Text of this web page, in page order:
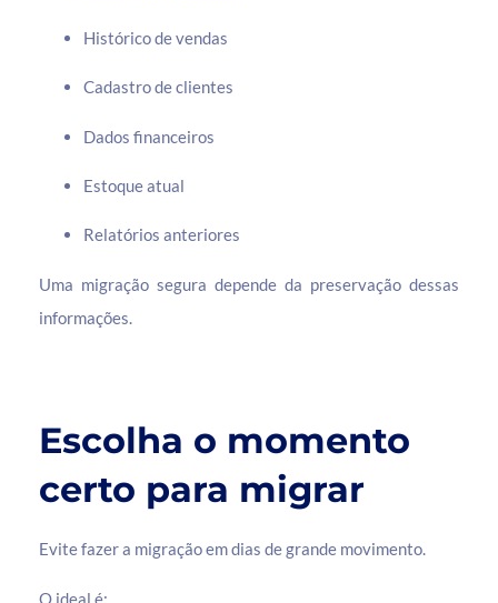
Histórico de vendas
Cadastro de clientes
Dados financeiros
Estoque atual
Relatórios anteriores
Uma migração segura depende da preservação dessas
informações.
Escolha o momento
certo para migrar
Evite fazer a migração em dias de grande movimento.
O ideal é: